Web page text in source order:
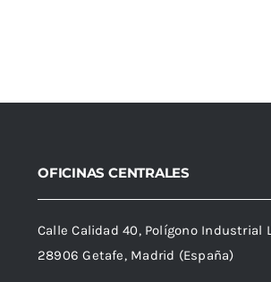
OFICINAS CENTRALES
Calle Calidad 40, Polígono Industrial
28906 Getafe, Madrid (España)